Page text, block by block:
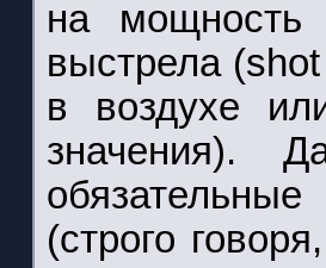
на мощность
выстрела
в воздухе
значения).
(строго